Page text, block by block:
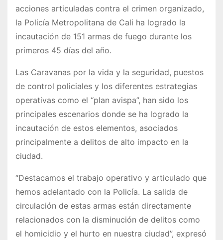
acciones articuladas contra el crimen organizado,
la Policía Metropolitana de Cali ha logrado la
incautación de 151 armas de fuego durante los
primeros 45 días del año.
Las Caravanas por la vida y la seguridad, puestos
de control policiales y los diferentes estrategias
operativas como el “plan avispa”, han sido los
principales escenarios donde se ha logrado la
incautación de estos elementos, asociados
principalmente a delitos de alto impacto en la
ciudad.
“Destacamos el trabajo operativo y articulado que
hemos adelantado con la Policía. La salida de
circulación de estas armas están directamente
relacionados con la disminución de delitos como
el homicidio y el hurto en nuestra ciudad”, expresó